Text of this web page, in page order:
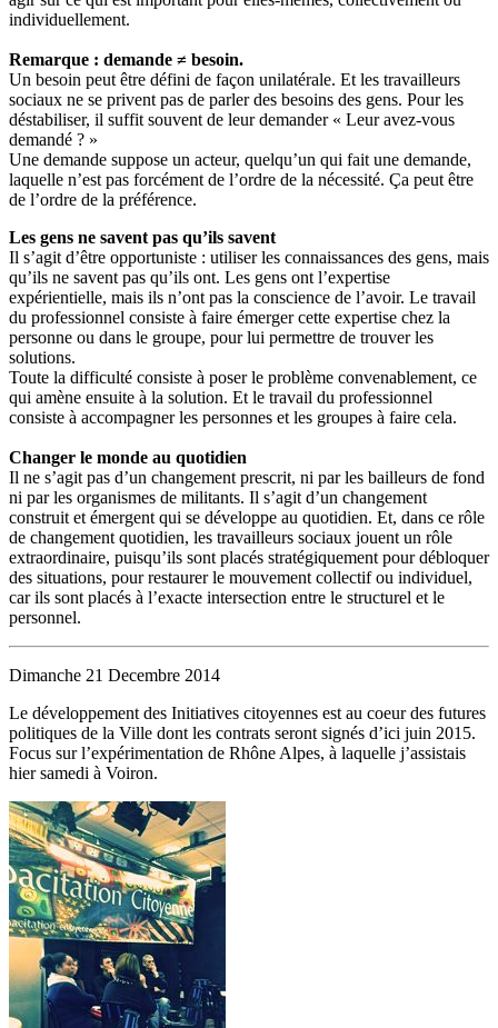
individuellement.
Remarque : demande ≠ besoin.
Un besoin peut être défini de façon unilatérale. Et les travailleurs
sociaux ne se privent pas de parler des besoins des gens. Pour les
déstabiliser, il suffit souvent de leur demander « Leur avez-vous
demandé ? »
Une demande suppose un acteur, quelqu’un qui fait une demande,
laquelle n’est pas forcément de l’ordre de la nécessité. Ça peut être
de l’ordre de la préférence.
Les gens ne savent pas qu’ils savent
Il s’agit d’être opportuniste : utiliser les connaissances des gens, mais
qu’ils ne savent pas qu’ils ont. Les gens ont l’expertise
expérientielle, mais ils n’ont pas la conscience de l’avoir. Le travail
du professionnel consiste à faire émerger cette expertise chez la
personne ou dans le groupe, pour lui permettre de trouver les
solutions.
Toute la difficulté consiste à poser le problème convenablement, ce
qui amène ensuite à la solution. Et le travail du professionnel
consiste à accompagner les personnes et les groupes à faire cela.
Changer le monde au quotidien
Il ne s’agit pas d’un changement prescrit, ni par les bailleurs de fond
ni par les organismes de militants. Il s’agit d’un changement
construit et émergent qui se développe au quotidien. Et, dans ce rôle
de changement quotidien, les travailleurs sociaux jouent un rôle
extraordinaire, puisqu’ils sont placés stratégiquement pour débloquer
des situations, pour restaurer le mouvement collectif ou individuel,
car ils sont placés à l’exacte intersection entre le structurel et le
personnel.
Dimanche 21 Decembre 2014
Le développement des Initiatives citoyennes est au coeur des futures
politiques de la Ville dont les contrats seront signés d’ici juin 2015.
Focus sur l’expérimentation de Rhône Alpes, à laquelle j’assistais
hier samedi à Voiron.